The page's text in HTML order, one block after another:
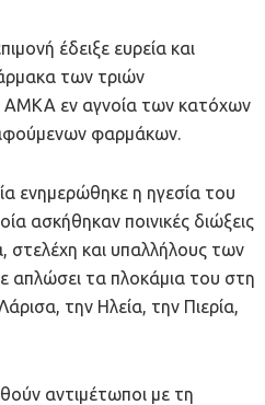
έδειξε ευρεία και
των τριών
ΑΜΚΑ εν αγνοία των κατόχων
φαρμάκων.
ενημερώθηκε η ηγεσία του
ασκήθηκαν ποινικές διώξεις
και υπαλλήλους των
απλώσει τα πλοκάμια του στη
την Ηλεία, την Πιερία,
αντιμέτωποι με τη